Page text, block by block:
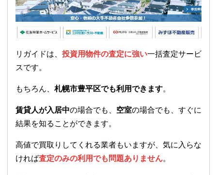
リガイドは、 投資用物件の査定に強い一括査定サービ
スです。
もちろん、 札幌市豊平区でも利用できます。
賃貸人が入居中の場合でも、 空室の場合でも、すぐに
結果を知ることができます。
高値で買取りしてくれる業者もいますが、気に入らな
ければ査定のみの利用でも問題ありません。